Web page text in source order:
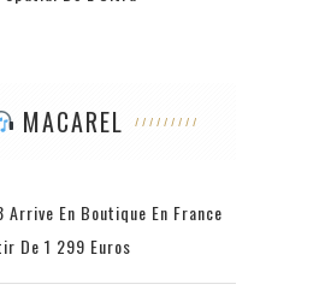
MACAREL
Arrive En Boutique En France
De 1 299 Euros